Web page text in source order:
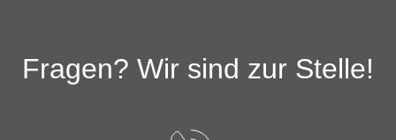
Fragen? Wir sind zur Stelle!